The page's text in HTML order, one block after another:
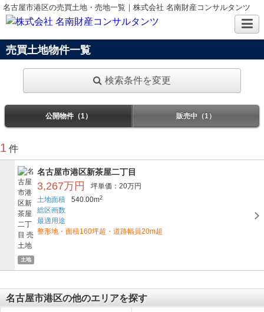
名古屋市港区の売買土地・売地一覧｜株式会社 名南財産コンサルタンツ
売買土地物件一覧
検索条件を変更
公開物件（1） 販売中（1）
1 件
土地
名古屋市港区新茶屋二丁目
3,267万円
坪単価：20万円
土地面積
540.00m2
総区画数
最適用途
整形地・面積160坪超・道路幅員20m超
名古屋市港区の他のエリアを探す